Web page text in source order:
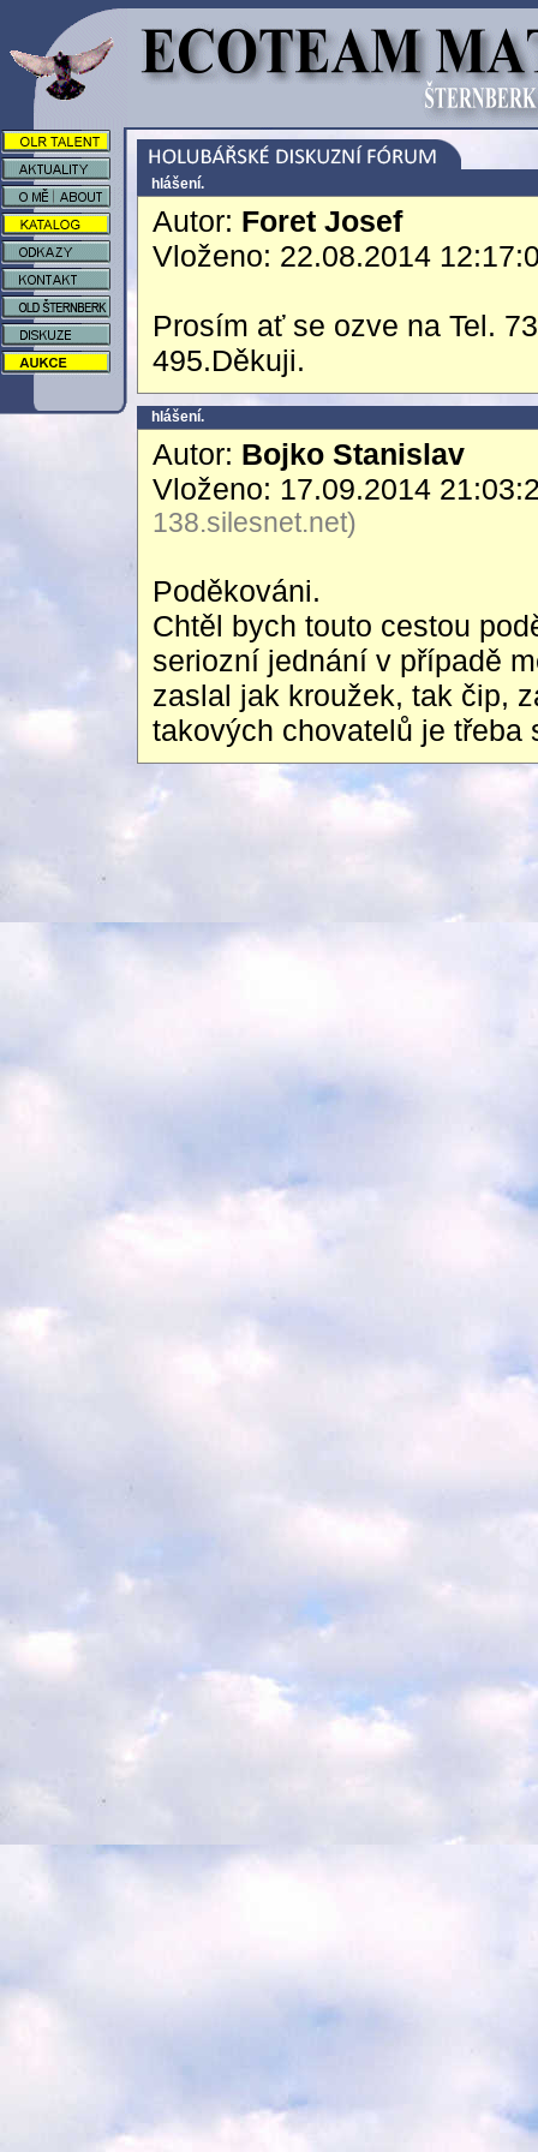
hlášení.
Autor: Foret Josef
Vloženo: 22.08.2014
Prosím ať se ozve na Tel.
495.Děkuji.
hlášení.
Autor: Bojko Stanislav
Vloženo: 17.09.2014
138.silesnet.net)
Poděkováni.
Chtěl bych touto cestou
seriozní jednání v případě
zaslal jak kroužek, tak čip,
takových chovatelů je třeba